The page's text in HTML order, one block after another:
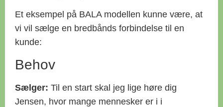
Et eksempel på BALA modellen kunne være, at
vi vil sælge en bredbånds forbindelse til en
kunde:
Behov
Sælger: Til en start skal jeg lige høre dig
Jensen, hvor mange mennesker er i i